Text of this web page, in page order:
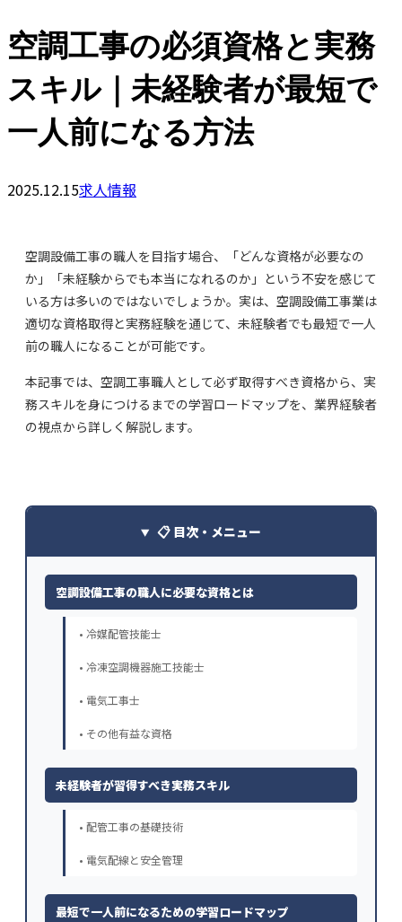
空調工事の必須資格と実務
スキル｜未経験者が最短で
一人前になる方法
2025.12.15求人情報
空調設備工事の職人を目指す場合、「どんな資格が必要なの
か」「未経験からでも本当になれるのか」という不安を感じて
いる方は多いのではないでしょうか。実は、空調設備工事業は
適切な資格取得と実務経験を通じて、未経験者でも最短で一人
前の職人になることが可能です。
本記事では、空調工事職人として必ず取得すべき資格から、実
務スキルを身につけるまでの学習ロードマップを、業界経験者
の視点から詳しく解説します。
📋 目次・メニュー
空調設備工事の職人に必要な資格とは
• 冷媒配管技能士
• 冷凍空調機器施工技能士
• 電気工事士
• その他有益な資格
未経験者が習得すべき実務スキル
• 配管工事の基礎技術
• 電気配線と安全管理
最短で一人前になるための学習ロードマップ